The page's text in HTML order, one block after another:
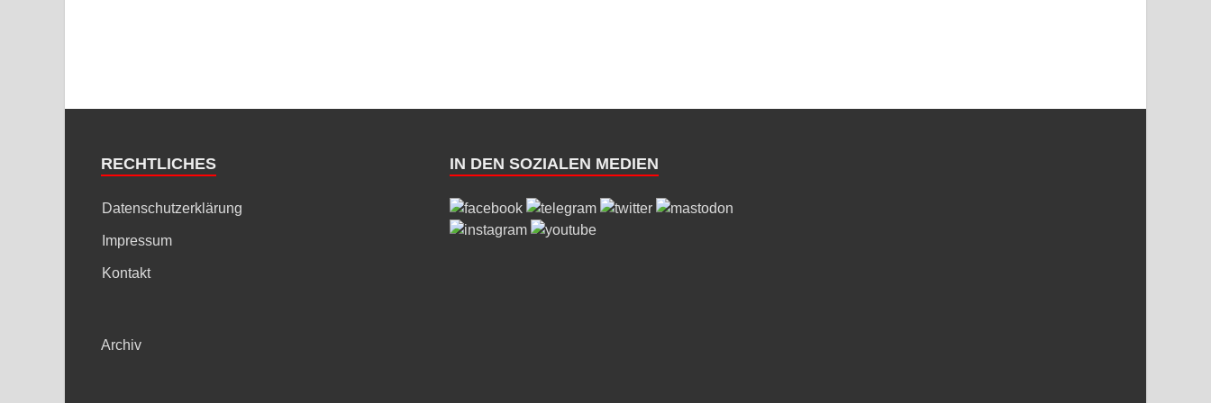
RECHTLICHES
Datenschutzerklärung
Impressum
Kontakt
Archiv
IN DEN SOZIALEN MEDIEN